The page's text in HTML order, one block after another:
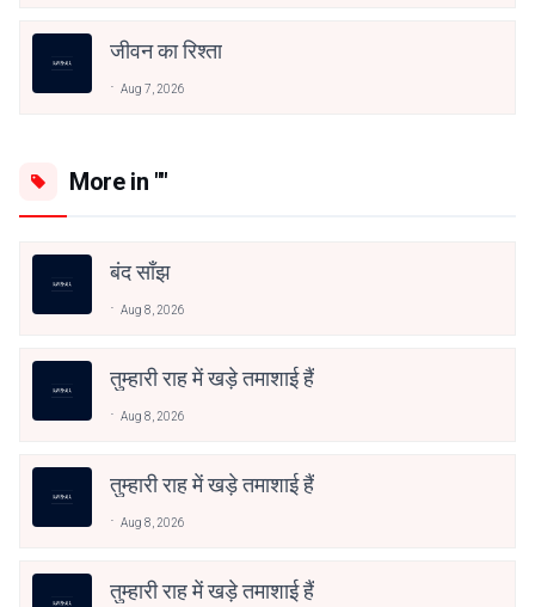
जीवन का रिश्ता
Aug 7, 2026
More in ""
बंद साँझ
Aug 8, 2026
तुम्हारी राह में खड़े तमाशाई हैं
Aug 8, 2026
तुम्हारी राह में खड़े तमाशाई हैं
Aug 8, 2026
तुम्हारी राह में खड़े तमाशाई हैं